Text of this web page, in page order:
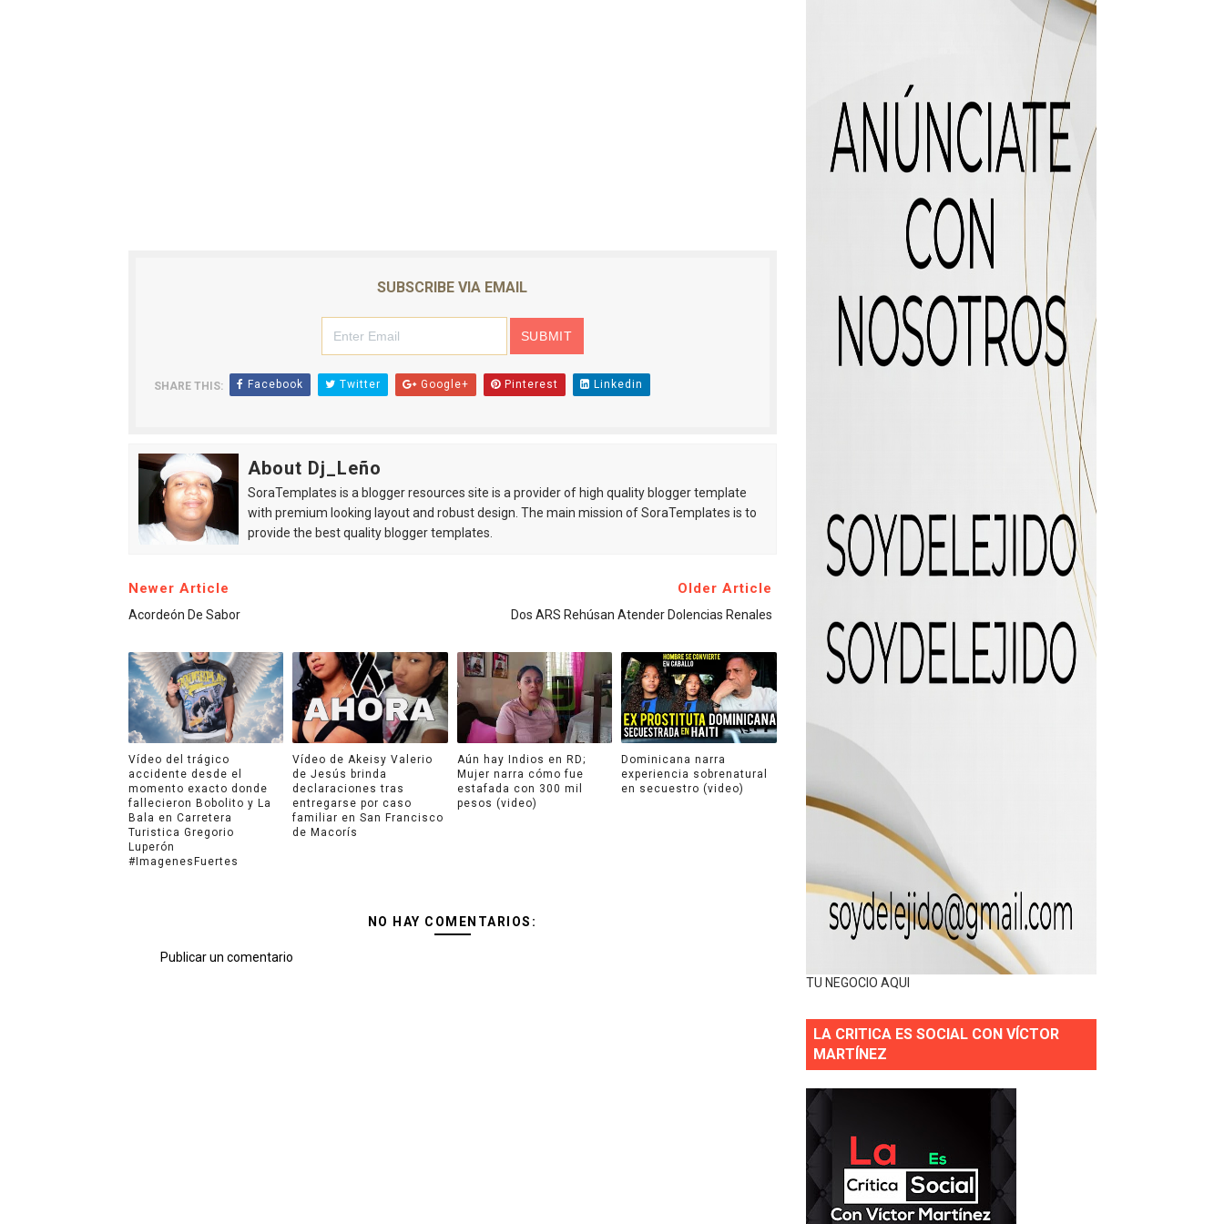
Coraasan construye parque solar de un megavatio para la planta de tratamiento de aguas residuales de Rafey
SUBSCRIBE VIA EMAIL
SHARE THIS: Facebook Twitter Google+ Pinterest Linkedin
About Dj_Leño
SoraTemplates is a blogger resources site is a provider of high quality blogger template
with premium looking layout and robust design. The main mission of SoraTemplates is to
provide the best quality blogger templates.
Newer Article
Acordeón De Sabor
Older Article
Dos ARS Rehúsan Atender Dolencias Renales
Vídeo del trágico
accidente desde el
momento exacto donde
fallecieron Bobolito y La
Bala en Carretera
Turistica Gregorio
Luperón
#ImagenesFuertes
Vídeo de Akeisy Valerio
de Jesús brinda
declaraciones tras
entregarse por caso
familiar en San Francisco
de Macorís
Aún hay Indios en RD;
Mujer narra cómo fue
estafada con 300 mil
pesos (video)
Dominicana narra
experiencia sobrenatural
en secuestro (video)
NO HAY COMENTARIOS:
Publicar un comentario
TU NEGOCIO AQUI
LA CRITICA ES SOCIAL CON VÍCTOR
MARTÍNEZ